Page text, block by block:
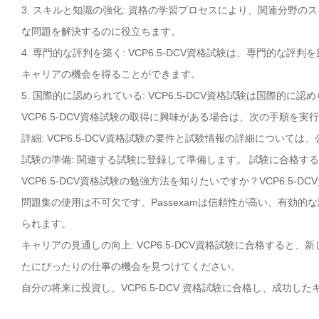
3. スキルと知識の強化: 資格の学習プロセスにより、関連分野の
な問題を解決するのに役立ちます。
4. 専門的な評判を築く: VCP6.5-DCV資格試験は、専門的な評判
キャリアの機会を得ることができます。
5. 国際的に認められている: VCP6.5-DCV資格試験は国際的に認
VCP6.5-DCV資格試験の取得に興味がある場合は、次の手順を実
詳細: VCP6.5-DCV資格試験の要件と試験情報の詳細については
試験の準備: 関連する試験に登録して準備します。 試験に合格す
VCP6.5-DCV資格試験の勉強方法を知りたいですか？VCP6.5-
問題集の使用は不可欠です。Passexamは信頼性が高い、有効的
られます。
キャリアの見通しの向上: VCP6.5-DCV資格試験に合格すると、
たにぴったりの仕事の機会を見つけてください。
自分の将来に投資し、VCP6.5-DCV 資格試験に合格し、成功した